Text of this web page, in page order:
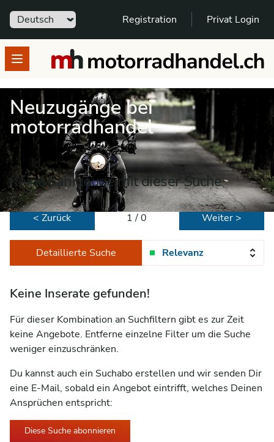
Sprache Registration Privat Login
Open menumotorradhandel.ch
Neuzugänge bei
motorradhandel
Keine Fahrzeuge mit dieser Suche
< Zurück 1 / 0 Weiter >
Detaillierte Suche Relevanz
Keine Inserate gefunden!
Für dieser Kombination an Suchfiltern gibt es zur Zeit
keine Angebote. Entferne einzelne Filter um die Suche
weniger einzuschränken.
Du kannst auch ein Suchabo erstellen und wir senden Dir
eine E-Mail, sobald ein Angebot eintrifft, welches Deinen
Ansprüchen entspricht:
Diese Suche abonnieren